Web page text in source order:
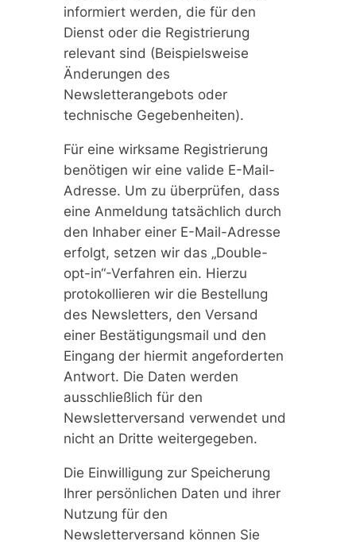
informiert werden, die für den
Dienst oder die Registrierung
relevant sind (Beispielsweise
Änderungen des
Newsletterangebots oder
technische Gegebenheiten).
Für eine wirksame Registrierung
benötigen wir eine valide E-Mail-
Adresse. Um zu überprüfen, dass
eine Anmeldung tatsächlich durch
den Inhaber einer E-Mail-Adresse
erfolgt, setzen wir das „Double-
opt-in“-Verfahren ein. Hierzu
protokollieren wir die Bestellung
des Newsletters, den Versand
einer Bestätigungsmail und den
Eingang der hiermit angeforderten
Antwort. Die Daten werden
ausschließlich für den
Newsletterversand verwendet und
nicht an Dritte weitergegeben.
Die Einwilligung zur Speicherung
Ihrer persönlichen Daten und ihrer
Nutzung für den
Newsletterversand können Sie